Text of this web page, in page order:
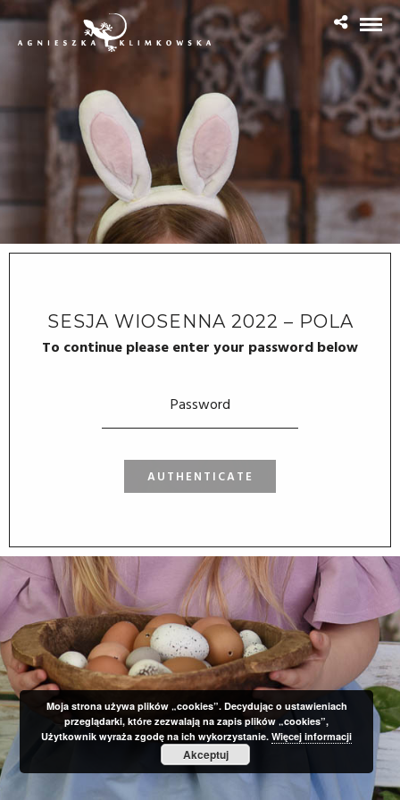
SESJA WIOSENNA 2022 – POLA
To continue please enter your password below
Moja strona używa plików „cookies”. Decydując o ustawieniach
przeglądarki, które zezwalają na zapis plików „cookies”,
Użytkownik wyraża zgodę na ich wykorzystanie.Więcej informacji
Akceptuj